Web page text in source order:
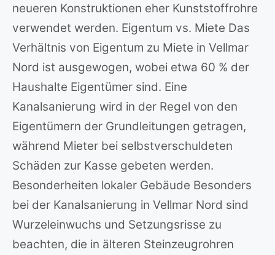
neueren Konstruktionen eher Kunststoffrohre
verwendet werden. Eigentum vs. Miete Das
Verhältnis von Eigentum zu Miete in Vellmar
Nord ist ausgewogen, wobei etwa 60 % der
Haushalte Eigentümer sind. Eine
Kanalsanierung wird in der Regel von den
Eigentümern der Grundleitungen getragen,
während Mieter bei selbstverschuldeten
Schäden zur Kasse gebeten werden.
Besonderheiten lokaler Gebäude Besonders
bei der Kanalsanierung in Vellmar Nord sind
Wurzeleinwuchs und Setzungsrisse zu
beachten, die in älteren Steinzeugrohren